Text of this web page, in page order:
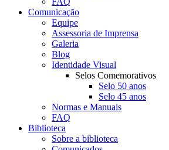
Comunicação
Equipe
Assessoria de Imprensa
Galeria
Blog
Identidade Visual
Selos Comemorativos
Selo 50 anos
Selo 45 anos
Normas e Manuais
FAQ
Biblioteca
Sobre a biblioteca